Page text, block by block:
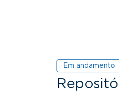
Em andamento